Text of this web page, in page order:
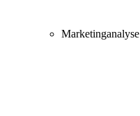
Marketinganalyse